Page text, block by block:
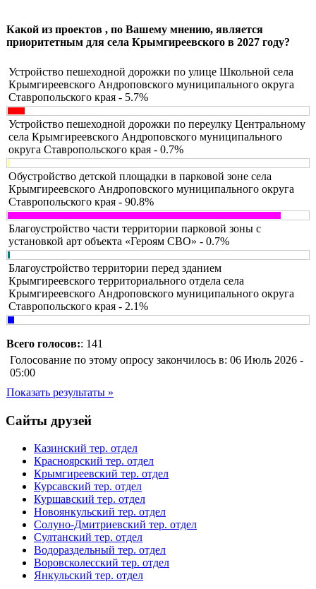
Какой из проектов , по Вашему мнению, является
приоритетным для села Крымгиреевского в 2027 году?
Устройство пешеходной дорожки по улице Школьной села
Крымгиреевского Андроповского муниципального округа
Ставропольского края - 5.7%
Устройство пешеходной дорожки по переулку Центральному
села Крымгиреевского Андроповского муниципального
округа Ставропольского края - 0.7%
Обустройство детской площадки в парковой зоне села
Крымгиреевского Андроповского муниципального округа
Ставропольского края - 90.8%
Благоустройство части территории парковой зоны с
установкой арт объекта «Героям СВО» - 0.7%
Благоустройство территории перед зданием
Крымгиреевского территориального отдела села
Крымгиреевского Андроповского муниципального округа
Ставропольского края - 2.1%
Всего голосов:: 141
Голосование по этому опросу закончилось в: 06 Июль 2026 -
05:00
Показать результаты »
Сайты друзей
Казинский тер. отдел
Красноярский тер. отдел
Крымгиреевский тер. отдел
Курсавский тер. отдел
Куршавский тер. отдел
Новоянкульский тер. отдел
Солуно-Дмитриевский тер. отдел
Султанский тер. отдел
Водораздельный тер. отдел
Воровсколесский тер. отдел
Янкульский тер. отдел